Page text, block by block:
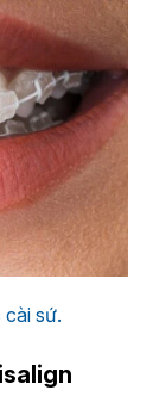
cài sứ.